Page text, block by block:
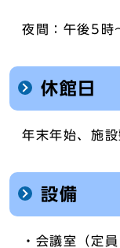
夜間：午後5時
休館日
年末年始、施
設備
・会議室（定